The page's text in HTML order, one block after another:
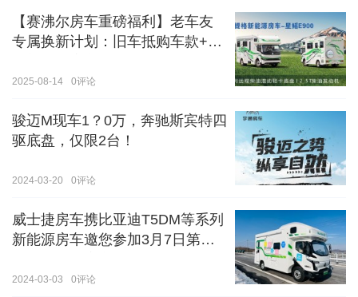
【赛沸尔房车重磅福利】老车友
专属换新计划：旧车抵购车款+额
2025-08-14 0评论
骏迈M现车1？0万，奔驰斯宾特四
驱底盘，仅限2台！
2024-03-20 0评论
威士捷房车携比亚迪T5DM等系列
新能源房车邀您参加3月7日第八
2024-03-03 0评论